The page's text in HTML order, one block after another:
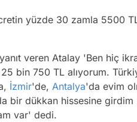
yüzde 30 zamla 5500
veren Atalay 'Ben hiç
25 bin 750 TL alıyorum.
İzmir'de, Antalya'da evim
bir dükkan hissesine
var' dedi.